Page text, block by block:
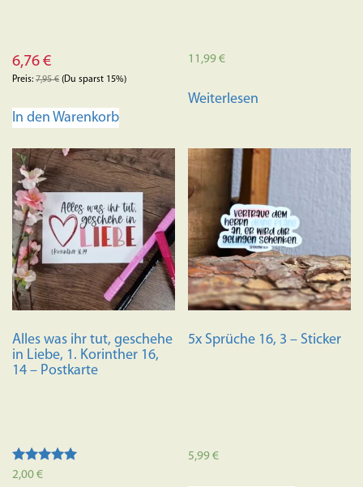
6,76 €
Preis: 7,95€ (Du sparst 15%)
In den Warenkorb
11,99€
Weiterlesen
Alles was ihr tut, geschehe
in Liebe, 1. Korinther 16,
14 – Postkarte
Bewertet mit
2,00€
5x Sprüche 16, 3 – Sticker
5,99€